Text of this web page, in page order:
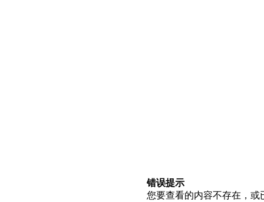
错误提示
您要查看的内容不存在，或